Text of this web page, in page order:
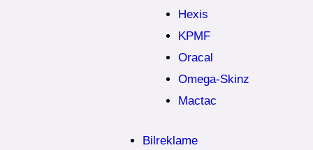
Hexis
KPMF
Oracal
Omega-Skinz
Mactac
Bilreklame